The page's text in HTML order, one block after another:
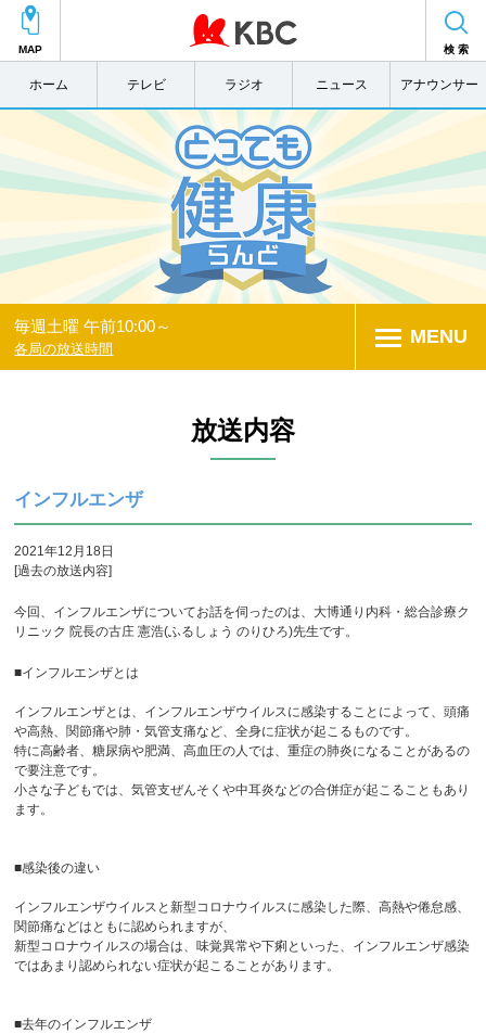
MAP 検 索
ホーム テレビ ラジオ ニュース アナウンサー
毎週土曜 午前10:00～
各局の放送時間
MENU
放送内容
インフルエンザ
2021年12月18日
[過去の放送内容]
今回、インフルエンザについてお話を伺ったのは、大博通り内科・総合診療ク
リニック 院長の古庄 憲浩(ふるしょう のりひろ)先生です。
■インフルエンザとは
インフルエンザとは、インフルエンザウイルスに感染することによって、頭痛
や高熱、関節痛や肺・気管支痛など、全身に症状が起こるものです。
特に高齢者、糖尿病や肥満、高血圧の人では、重症の肺炎になることがあるの
で要注意です。
小さな子どもでは、気管支ぜんそくや中耳炎などの合併症が起こることもあり
ます。
■感染後の違い
インフルエンザウイルスと新型コロナウイルスに感染した際、高熱や倦怠感、
関節痛などはともに認められますが、
新型コロナウイルスの場合は、味覚異常や下痢といった、インフルエンザ感染
ではあまり認められない症状が起こることがあります。
■去年のインフルエンザ